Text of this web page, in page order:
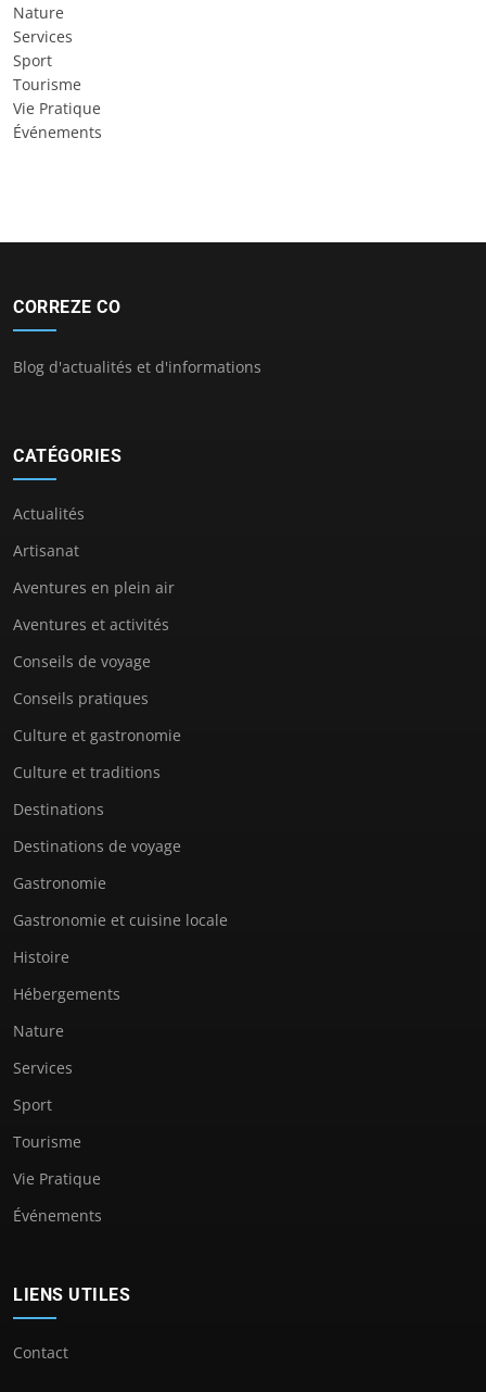
Nature
Services
Sport
Tourisme
Vie Pratique
Événements
CORREZE CO
Blog d'actualités et d'informations
CATÉGORIES
Actualités
Artisanat
Aventures en plein air
Aventures et activités
Conseils de voyage
Conseils pratiques
Culture et gastronomie
Culture et traditions
Destinations
Destinations de voyage
Gastronomie
Gastronomie et cuisine locale
Histoire
Hébergements
Nature
Services
Sport
Tourisme
Vie Pratique
Événements
LIENS UTILES
Contact